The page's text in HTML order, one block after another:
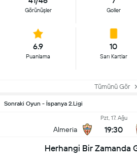
Görünüşler Goller
6.9
Puanlama
10
Sarı Kartlar
Tümünü Gör
Sonraki Oyun - İspanya 2.Ligi
Almeria
Pzt, 17. Ağu
19:30
Herhangi Bir Zamanda